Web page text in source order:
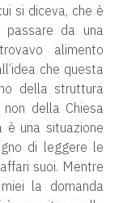
si diceva, che è
da una
alimento
che questa
della struttura
della Chiesa
una situazione
di leggere le
suoi. Mentre
la domanda